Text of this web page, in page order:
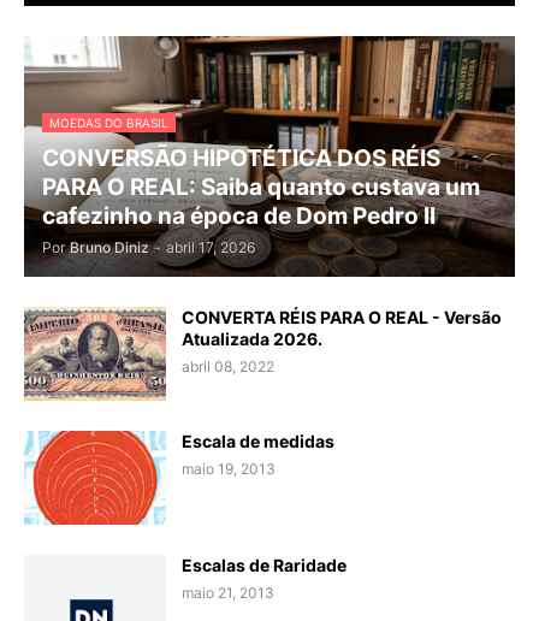
MOEDAS DO BRASIL
CONVERSÃO HIPOTÉTICA DOS RÉIS
PARA O REAL: Saiba quanto custava um
cafezinho na época de Dom Pedro II
Por Bruno Diniz - abril 17, 2026
CONVERTA RÉIS PARA O REAL - Versão
Atualizada 2026.
abril 08, 2022
Escala de medidas
maio 19, 2013
Escalas de Raridade
maio 21, 2013